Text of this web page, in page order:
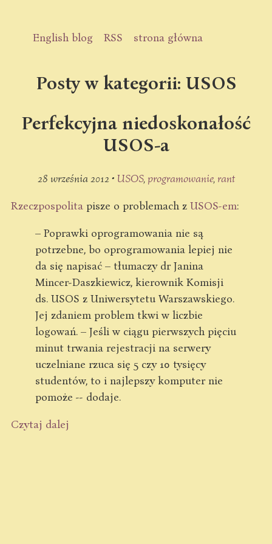
English blog RSS strona główna
Posty w kategorii: USOS
Perfekcyjna niedoskonałość
USOS-a
28 września 2012 • USOS programowanie rant
Rzeczpospolita pisze o problemach z USOS-em:
– Poprawki oprogramowania nie są
potrzebne, bo oprogramowania lepiej nie
da się napisać – tłumaczy dr Janina
Mincer-Daszkiewicz, kierownik Komisji
ds. USOS z Uniwersytetu Warszawskiego.
Jej zdaniem problem tkwi w liczbie
logowań. – Jeśli w ciągu pierwszych pięciu
minut trwania rejestracji na serwery
uczelniane rzuca się 5 czy 10 tysięcy
studentów, to i najlepszy komputer nie
pomoże -- dodaje.
Czytaj dalej